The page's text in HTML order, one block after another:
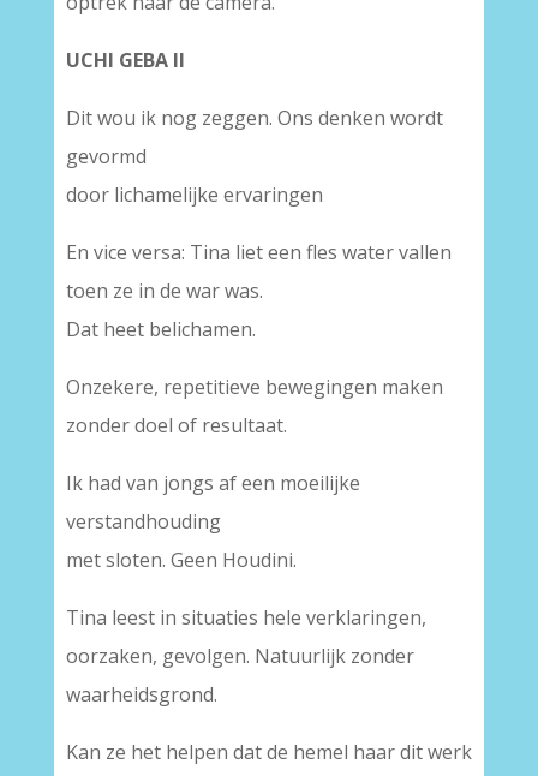
UCHI GEBA II
Dit wou ik nog zeggen. Ons denken wordt
gevormd
door lichamelijke ervaringen
En vice versa: Tina liet een fles water vallen
toen ze in de war was.
Dat heet belichamen.
Onzekere, repetitieve bewegingen maken
zonder doel of resultaat.
Ik had van jongs af een moeilijke
verstandhouding
met sloten. Geen Houdini.
Tina leest in situaties hele verklaringen,
oorzaken, gevolgen. Natuurlijk zonder
waarheidsgrond.
Kan ze het helpen dat de hemel haar dit werk